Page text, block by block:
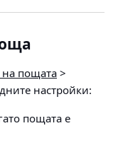
на пощата >
настройки:
пощата е